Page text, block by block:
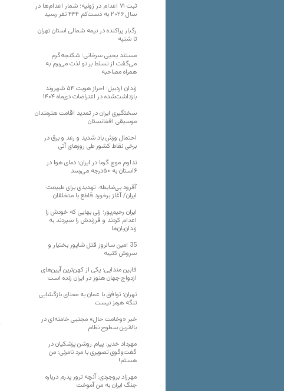
ثبت ۷۱ اعدام در ژوئیه؛ شمار اعدام‌ها در
سال ۲۰۲۶ به دست‌کم ۴۴۴ نفر رسید
رگبار پراکنده در نیمه شمالی استان تهران
تا شنبه
مستند یحیی سرخانی؛ شکنجه‌گرم
می‌گفت از تسلط بر تو لذت می‌برم به
همراه مصاحبه
زندان اردبیل؛ احراز هویت ۵۴ شهروند
بازداشت‌شده در اعتراضات دی‌ماه ۱۴۰۴
سختگیری ایران در تمدید اقامت هنرمندان
موسیقی افغانستان
احتمال وزش باد شدید و رعد و برق در
برخی نقاط کشور طی روزهای آتی
تداوم موج گرما در ایران؛ دمای هوا در
۶استان به ۵۰درجه می‌رسد
آفرود بی‌ضابطه، تهدیدی برای طبیعت
ایران/ آغاز برخورد قاطع با متخلفان
ایران رحیم‌پور؛ زنی بهایی که خودش را
اعدام کردند و فرزندش را سپردند به
زندان‌بان‌ها
35 امین سالروز قتل شاپور بختیار و
سروش کتیبه
قابین مندایی؛ یکی از کهن‌ترین آیین‌های
ازدواج جهان هنوز در ایران زنده است
تهران: توافق با عمان به معنای بازگشایی
تنگه هرمز نیست
خبر «وخامت حال» مجتبی خامنه‌ای در
بالاترین سطوح نظام
مهرداد خدیر: پیام روشن پزشکیان در
گفت‌و‌گوی تصویری با مرد نامرئی: من
هستم!
مهرزاد بروجردی: آنچه ترور پدرم درباره
جنگ ایران به من آموخت